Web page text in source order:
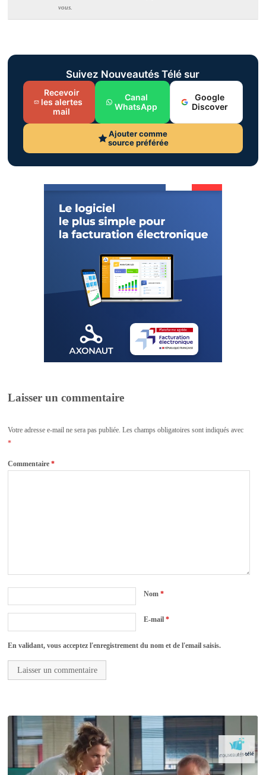
vous.
Suivez Nouveautés Télé sur
Recevoir
les alertes
mail
Canal
WhatsApp
Google
Discover
Ajouter comme
source préférée
Laisser un commentaire
Votre adresse e-mail ne sera pas publiée. Les champs obligatoires sont indiqués avec
*
Commentaire*
Nom*
E-mail*
En validant, vous acceptez l'enregistrement du nom et de l'email saisis.